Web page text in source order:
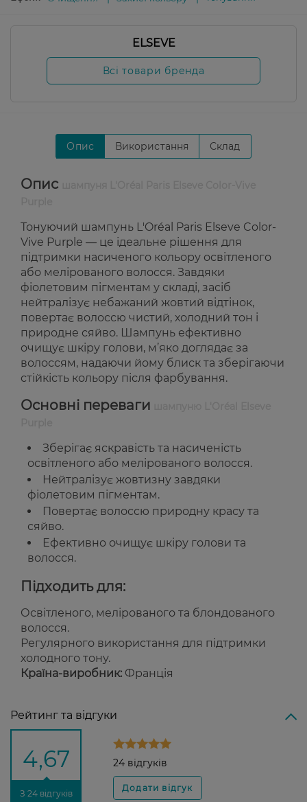
ELSEVE
Всі товари бренда
Опис Використання Склад
Опис
Тонуючий шампунь L'Oréal Paris Elseve Color-
Vive Purple — це ідеальне рішення для
підтримки насиченого кольору освітленого
або мелірованого волосся. Завдяки
фіолетовим пігментам у складі, засіб
нейтралізує небажаний жовтий відтінок,
повертає волоссю чистий, холодний тон і
природне сяйво. Шампунь ефективно
очищує шкіру голови, м’яко доглядає за
волоссям, надаючи йому блиск та зберігаючи
стійкість кольору після фарбування.
Основні переваги
Зберігає яскравість та насиченість
освітленого або мелірованого волосся.
Нейтралізує жовтизну завдяки
фіолетовим пігментам.
Повертає волоссю природну красу та
сяйво.
Ефективно очищує шкіру голови та
волосся.
Підходить для:
Освітленого, мелірованого та блондованого
волосся.
Регулярного використання для підтримки
холодного тону.
Країна-виробник: Франція
Рейтинг та відгуки
4,67
З 24 відгуків
24 відгуків